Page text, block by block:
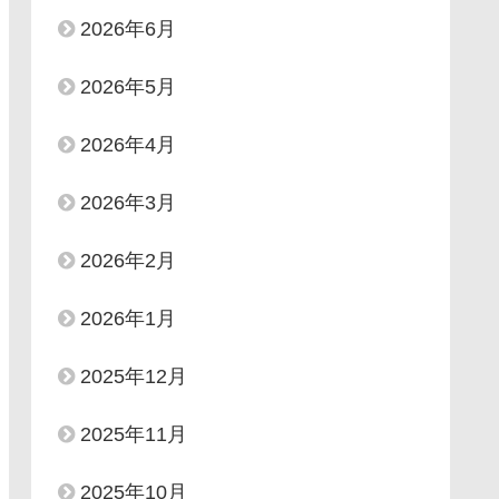
2026年6月
2026年5月
2026年4月
2026年3月
2026年2月
2026年1月
2025年12月
2025年11月
2025年10月